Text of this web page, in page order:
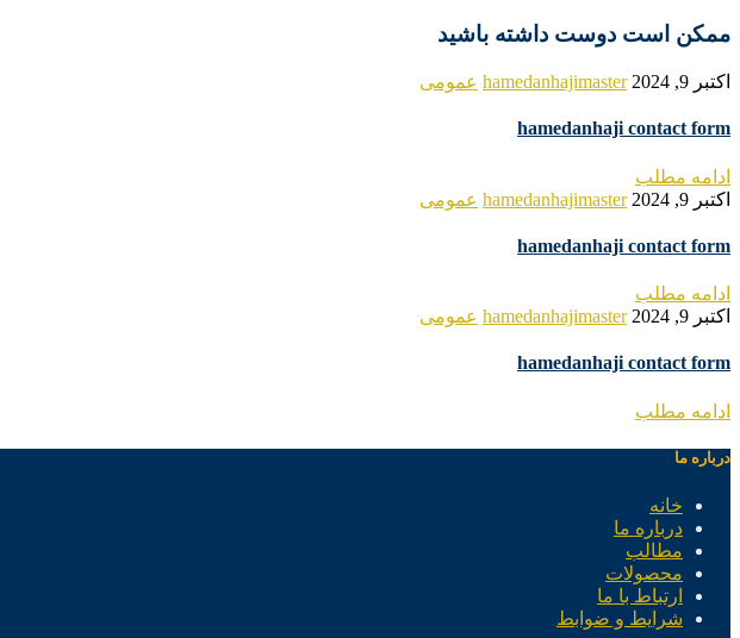
ممکن است دوست داشته باشید
اکتبر 9, 2024 hamedanhajimaster عمومی
hamedanhaji contact form
ادامه مطلب
اکتبر 9, 2024
hamedanhajimaster عمومی
hamedanhaji contact form
ادامه مطلب
اکتبر 9, 2024
hamedanhajimaster عمومی
hamedanhaji contact form
ادامه مطلب
درباره ما
خانه
درباره ما
مطالب
محصولات
ارتباط با ما
شرایط و ضوابط